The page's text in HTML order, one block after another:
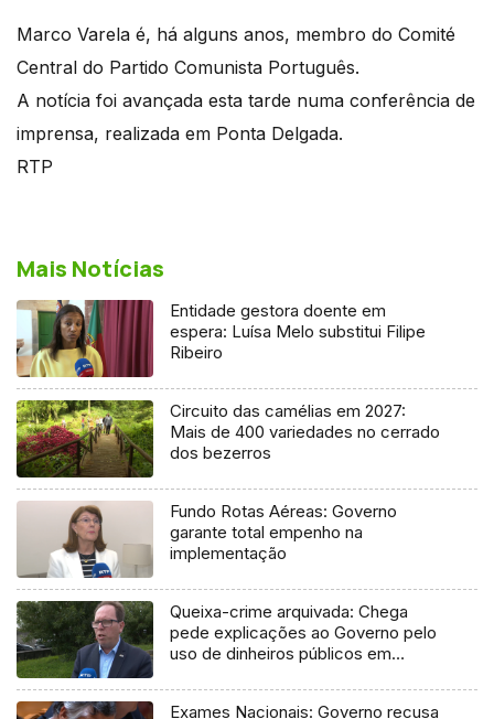
Marco Varela é, há alguns anos, membro do Comité
Central do Partido Comunista Português.
A notícia foi avançada esta tarde numa conferência de
imprensa, realizada em Ponta Delgada.
RTP
Mais Notícias
Entidade gestora doente em
espera: Luísa Melo substitui Filipe
Ribeiro
Circuito das camélias em 2027:
Mais de 400 variedades no cerrado
dos bezerros
Fundo Rotas Aéreas: Governo
garante total empenho na
implementação
Queixa-crime arquivada: Chega
pede explicações ao Governo pelo
uso de dinheiros públicos em
Exames Nacionais: Governo recusa